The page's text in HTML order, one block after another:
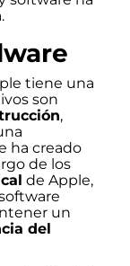
tiene una
son
,
ha creado
de los
de Apple,
un
del